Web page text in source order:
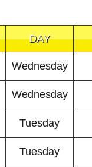
DAY
Wednesday
Wednesday
Tuesday
Tuesday